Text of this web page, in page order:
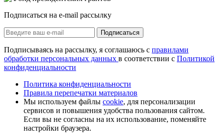
Подписаться на e-mail рассылку
Подписаться
Подписываясь на рассылку, я соглашаюсь с правилами
обработки персональных данных в соответствии с Политикой
конфиденциальности
Политика конфиденциальности
Правила перепечатки материалов
Мы используем файлы cookie, для персонализации
сервисов и повышения удобства пользования сайтом.
Если вы не согласны на их использование, поменяйте
настройки браузера.